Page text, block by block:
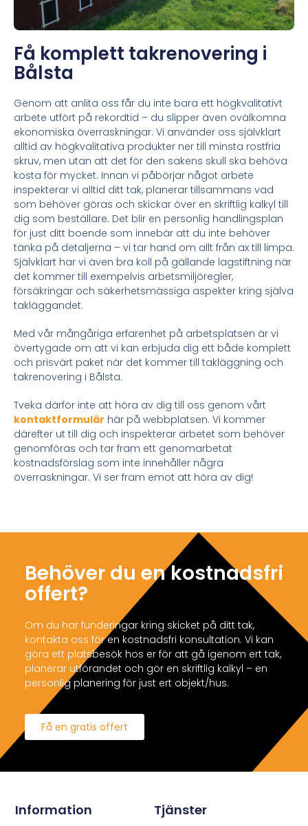
Få komplett takrenovering i
Bålsta
Genom att anlita oss får du inte bara ett högkvalitativt
arbete utfört på rekordtid – du slipper även ovälkomna
ekonomiska överraskningar. Vi använder oss självklart
alltid av högkvalitativa produkter ner till minsta rostfria
skruv, men utan att det för den sakens skull ska behöva
kosta för mycket. Innan vi påbörjar något arbete
inspekterar vi alltid ditt tak, planerar tillsammans vad
som behöver göras och skickar över en skriftlig kalkyl till
dig som beställare. Det blir en personlig handlingsplan
för just ditt boende som innebär att du inte behöver
tänka på detaljerna – vi tar hand om allt från ax till limpa.
Självklart har vi även bra koll på gällande lagstiftning när
det kommer till exempelvis arbetsmiljöregler,
försäkringar och säkerhetsmässiga aspekter kring själva
takläggandet.
Med vår mångåriga erfarenhet på arbetsplatsen är vi
övertygade om att vi kan erbjuda dig ett både komplett
och prisvärt paket när det kommer till takläggning och
takrenovering i Bålsta.
Tveka därför inte att höra av dig till oss genom vårt
kontaktformulär här på webbplatsen. Vi kommer
därefter ut till dig och inspekterar arbetet som behöver
genomföras och tar fram ett genomarbetat
kostnadsförslag som inte innehåller några
överraskningar. Vi ser fram emot att höra av dig!
Behöver du en kostnadsfri
offert?
Om du har funderingar kring skicket på ditt tak,
kontakta oss för en kostnadsfri konsultation. Vi kan
göra ett platsbesök hos er för att gå igenom ert tak,
planerar utförandet och gör en skriftlig kalkyl – en
personlig planering för just ert objekt/hus.
Få en gratis offert
Tjänster
Information